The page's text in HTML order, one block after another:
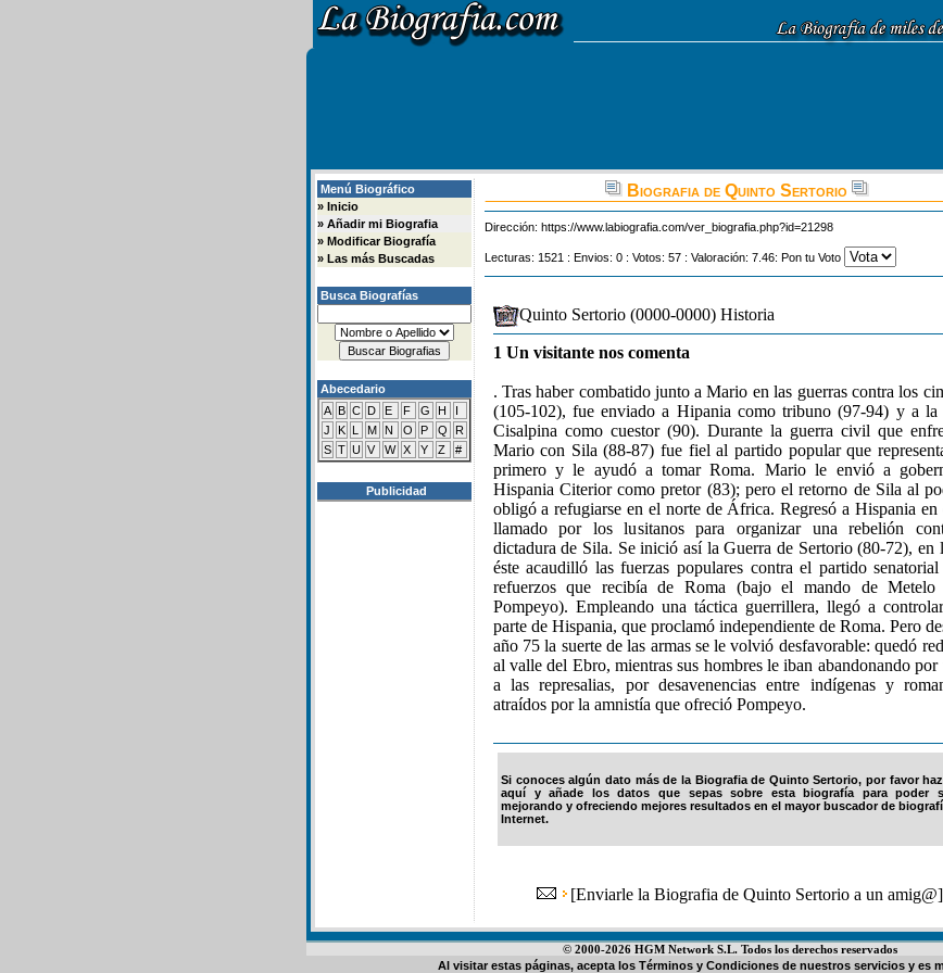
Menú Biográfico
» Inicio
» Añadir mi Biografia
» Modificar Biografía
» Las más Buscadas
Busca Biografías
Abecedario
A B C D E F G H
I
J
K L M N O P Q
R
S T U V W X Y Z #
Publicidad
Biografia de Quinto Sertorio
Dirección: https://www.labiografia.com/ver_biografia.php?id=21298
Lecturas: 1521 : Envios: 0 : Votos: 57 : Valoración: 7.46: Pon tu Voto
Quinto Sertorio (0000-0000) Historia
1 Un visitante nos comenta
. Tras haber combatido junto a Mario en las guerras contra los
(105-102), fue enviado a Hipania como tribuno (97-94) y a la
Cisalpina como cuestor (90). Durante la guerra civil que
Mario con Sila (88-87) fue fiel al partido popular que
primero y le ayudó a tomar Roma. Mario le envió a
Hispania Citerior como pretor (83); pero el retorno de Sila al
obligó a refugiarse en el norte de África. Regresó a Hispania en
llamado por los lusitanos para organizar una rebelión
dictadura de Sila. Se inició así la Guerra de Sertorio (80-72), en
éste acaudilló las fuerzas populares contra el partido
refuerzos que recibía de Roma (bajo el mando de
Pompeyo). Empleando una táctica guerrillera, llegó a
parte de Hispania, que proclamó independiente de Roma. Pero
año 75 la suerte de las armas se le volvió desfavorable: quedó
al valle del Ebro, mientras sus hombres le iban abandonando por
a las represalias, por desavenencias entre indígenas y
atraídos por la amnistía que ofreció Pompeyo.
Si conoces algún dato más de la Biografia de Quinto Sertorio, por favor
aquí y añade los datos que sepas sobre esta biografía para poder
mejorando y ofreciendo mejores resultados en el mayor buscador de
Internet.
[Enviarle la Biografia de Quinto Sertorio a un amig@]
© 2000-2026 HGM Network S.L. Todos los derechos reservados
Al visitar estas páginas, acepta los Términos y Condiciones de nuestros servicios y es